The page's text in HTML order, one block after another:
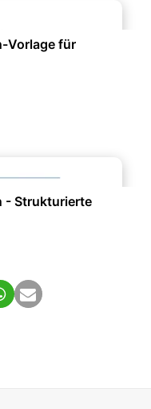
Vorlage für
- Strukturierte